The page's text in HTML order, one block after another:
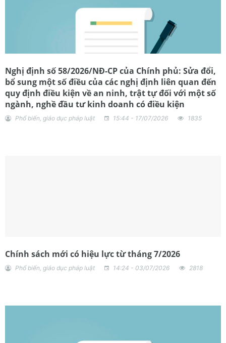
Nghị định số 58/2026/NĐ-CP của Chính phủ: Sửa đổi,
bổ sung một số điều của các nghị định liên quan đến
quy định điều kiện về an ninh, trật tự đối với một số
ngành, nghề đầu tư kinh doanh có điều kiện
Phổ biến, giáo dục pháp luật 15:44 - 17/07/2026 1835
Chính sách mới có hiệu lực từ tháng 7/2026
Phổ biến, giáo dục pháp luật 14:24 - 03/07/2026 2818